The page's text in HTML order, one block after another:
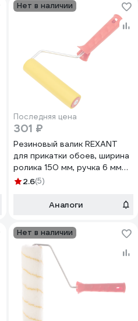
Нет в наличии
Последняя цена
301 ₽
Резиновый валик REXANT
для прикатки обоев, ширина
ролика 150 мм, ручка 6 мм
89-0094
2.6(5)
Аналоги
Нет в наличии